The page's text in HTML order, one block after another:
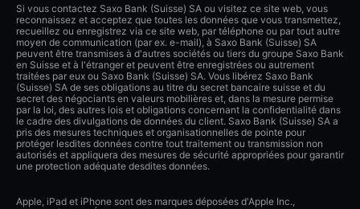
Si vous contactez Saxo Bank (Suisse) SA ou visitez ce site web, vous
reconnaissez et acceptez que toutes les données que vous transmettez,
recueillez ou enregistrez via ce site web, par téléphone ou par tout autre
moyen de communication (par ex. e-mail), à Saxo Bank (Suisse) SA
peuvent être transmises à d'autres sociétés ou tiers du groupe Saxo Bank
en Suisse et à l'étranger et peuvent être enregistrées ou autrement
traitées par eux ou Saxo Bank (Suisse) SA. Vous libérez Saxo Bank
(Suisse) SA de ses obligations au titre du secret bancaire suisse et du
secret des négociants en valeurs mobilières et, dans la mesure permise
par la loi, des autres lois et obligations concernant la confidentialité dans
le cadre des divulgations de données du client. Saxo Bank (Suisse) SA a
pris des mesures techniques et organisationnelles de pointe pour
protéger lesdites données contre tout traitement ou transmission non
autorisés et appliquera des mesures de sécurité appropriées pour garantir
une protection adéquate desdites données.
Apple, iPad et iPhone sont des marques déposées d'Apple Inc.,